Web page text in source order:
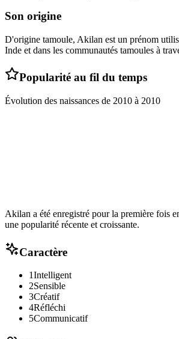
Son origine
D'origine tamoule, Akilan est un prénom
Inde et dans les communautés tamoules à
Popularité au fil du temps
Évolution des naissances de 2010 à 2010
Akilan a été enregistré pour la première fois
une popularité récente et croissante.
Caractère
1Intelligent
2Sensible
3Créatif
4Réfléchi
5Communicatif